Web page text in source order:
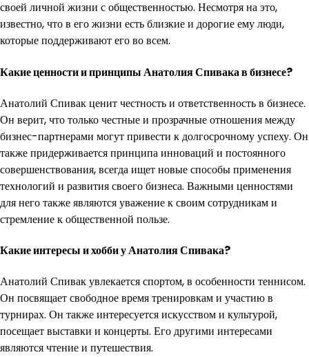
своей личной жизни с общественностью. Несмотря на это,
известно, что в его жизни есть близкие и дорогие ему люди,
которые поддерживают его во всем.
Какие ценности и принципы Анатолия Спивака в бизнесе?
Анатолий Спивак ценит честность и ответственность в бизнесе.
Он верит, что только честные и прозрачные отношения между
бизнес-партнерами могут привести к долгосрочному успеху. Он
также придерживается принципа инноваций и постоянного
совершенствования, всегда ищет новые способы применения
технологий и развития своего бизнеса. Важными ценностями
для него также являются уважение к своим сотрудникам и
стремление к общественной пользе.
Какие интересы и хобби у Анатолия Спивака?
Анатолий Спивак увлекается спортом, в особенности теннисом.
Он посвящает свободное время тренировкам и участию в
турнирах. Он также интересуется искусством и культурой,
посещает выставки и концерты. Его другими интересами
являются чтение и путешествия.